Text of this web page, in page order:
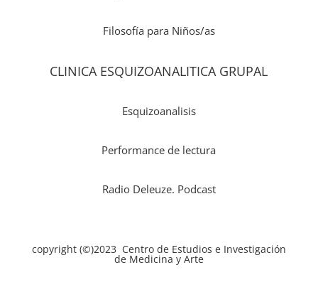
Filosofía para Niños/as
CLINICA ESQUIZOANALITICA GRUPAL
Esquizoanalisis
Performance de lectura
Radio Deleuze. Podcast
copyright (©)2023 Centro de Estudios e Investigación
de Medicina y Arte